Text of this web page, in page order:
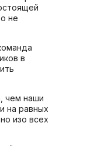
не
в
чем наши
на равных
изо всех